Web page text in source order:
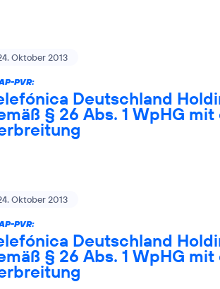
Oktober 2013
PVR:
Deutschland
§ 26 Abs. 1 WpHG
Oktober 2013
PVR:
Deutschland
§ 26 Abs. 1 WpHG